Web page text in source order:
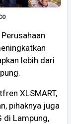
Perusahaan
lebih dari
XLSMART,
pihaknya juga
di Lampung,